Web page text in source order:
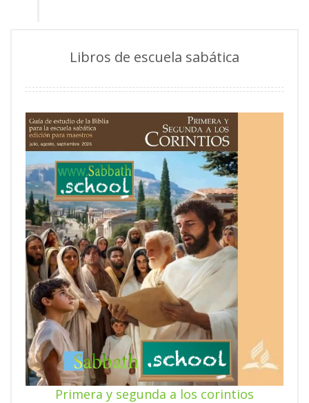
Libros de escuela sabática
Primera y segunda a los corintios